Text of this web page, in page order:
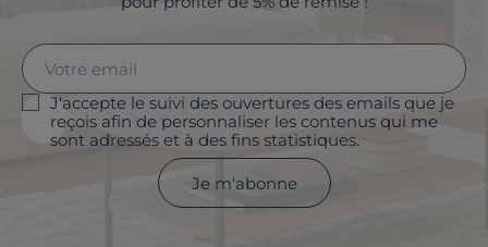
J'accepte le suivi des ouvertures des emails que je
reçois afin de personnaliser les contenus qui me
sont adressés et à des fins statistiques.
Je m'abonne